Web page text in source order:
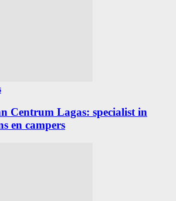
Centrum Lagas: specialist in
en campers